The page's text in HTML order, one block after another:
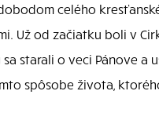
celého
Už od začiatku boli v
sa starali o veci Pánove
spôsobe života,